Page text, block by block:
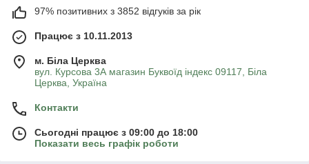
97% позитивних з 3852 відгуків за рік
Працює з 10.11.2013
м. Біла Церква
вул. Курсова 3А магазин Буквоїд індекс 09117, Біла
Церква, Україна
Контакти
Сьогодні працює з 09:00 до 18:00
Показати весь графік роботи